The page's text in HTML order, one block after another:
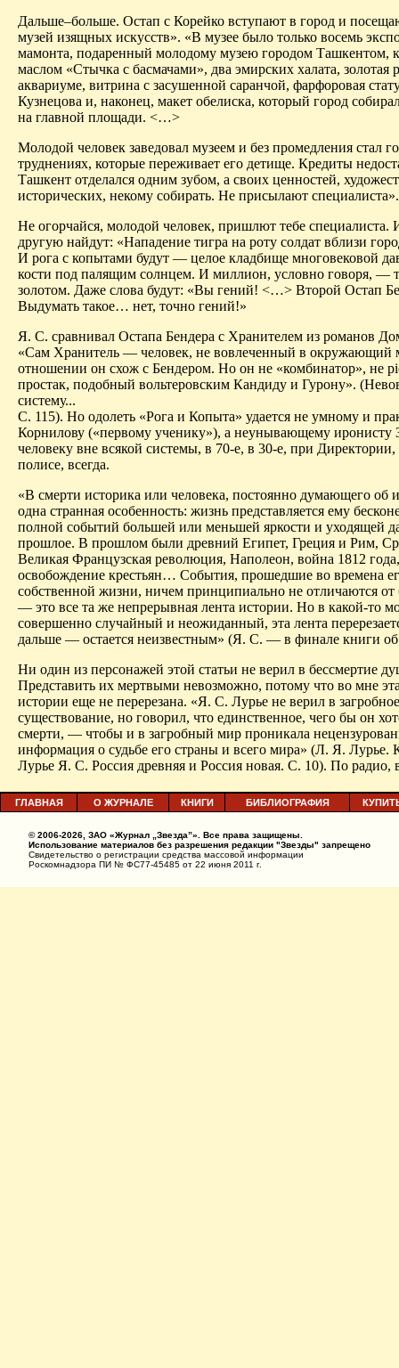
Дальше–больше. Остап с Корейко вступают в город и
музей изящных искусств». «В музее было только восемь
мамонта, подаренный молодому музею городом Ташкентом,
маслом «Стычка с ба­смачами», два эмирских халата, золотая
аквариуме, витрина с засушенной саранчой, фарфоровая
Кузнецова и, наконец, макет обелиска, который город
на главной площади. <…>
Молодой человек заведовал музеем и без промедления стал
труднениях, которые переживает его детище. Кредиты
Ташкент отделался одним зубом, а своих ценностей,
исторических, некому собирать. Не присылают специалиста».
Не огорчайся, молодой человек, пришлют тебе специалиста.
другую найдут: «Нападение тигра на роту солдат вблизи
И рога с копытами будут — целое кладбище многовековой
кости под палящим солнцем. И миллион, условно говоря, —
золотом. Даже слова будут: «Вы гений! <…> Второй Остап
Выдумать такое… нет, точно гений!»
Я. С. сравнивал Остапа Бендера с Хранителем из романов
«Сам Хранитель — человек, не вовлеченный в окружающий
отношении он схож с Бендером. Но он не «комбинатор», не
простак, подобный вольтеровским Кандиду и Гурону». (
систему...
С. 115). Но одолеть «Рога и Копыта» удается не умному и
Корнилову («первому ученику»), а неунывающему иронисту
человеку вне всякой системы, в 70-е, в 30-е, при
полисе, всегда.
«В смерти историка или человека, постоянно думающего об
одна странная особенность: жизнь представляется ему
полной событий большей или меньшей яркости и уходящей
прошлое. В прошлом были древний Египет, Греция и Рим,
Великая Французская революция, Наполеон, война 1812
освобождение крестьян… События, прошедшие во времена
собственной жизни, ничем принципиально не отличаются от
— это все та же непрерывная лента истории. Но в какой-то
совершенно случайный и неожиданный, эта лента
дальше — остается неизвестным» (Я. С. — в финале книги об
Ни один из персонажей этой статьи не верил в бессмертие
Представить их мертвыми невозможно, потому что во мне
истории еще не перерезана. «Я. С. Лурье не верил в загробное
существование, но говорил, что единственное, чего бы он
смерти, — чтобы и в загробный мир проникала
информация о судьбе его страны и всего мира» (Л. Я. Лурье.
Лурье Я. С. Россия древняя и Россия новая. С. 10). По радио,
ГЛАВНАЯ О ЖУРНАЛЕ КНИГИ БИБЛИОГРАФИЯ
© 2006-2026, ЗАО «Журнал „Звезда”». Все права защищены.
Использование материалов без разрешения редакции "Звезды" запрещено
Свидетельство о регистрации средства массовой информации
Роскомнадзора ПИ № ФС77-45485 от 22 июня 2011 г.